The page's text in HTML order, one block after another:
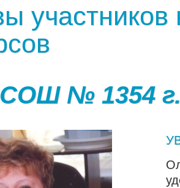
№ 1354